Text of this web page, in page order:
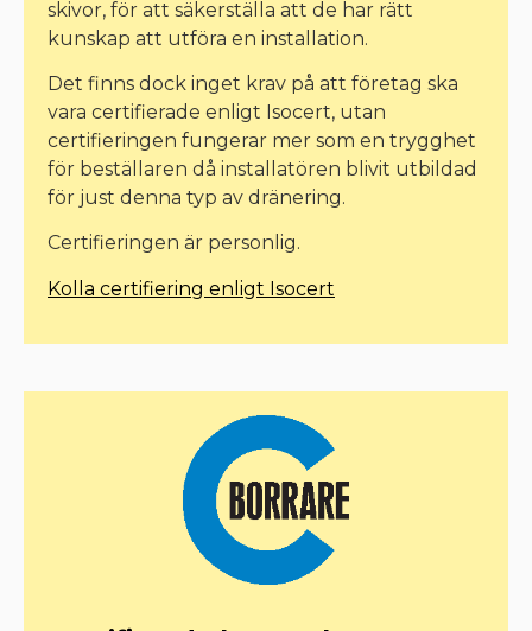
skivor, för att säkerställa att de har rätt
kunskap att utföra en installation.
Det finns dock inget krav på att företag ska
vara certifierade enligt Isocert, utan
certifieringen fungerar mer som en trygghet
för beställaren då installatören blivit utbildad
för just denna typ av dränering.
Certifieringen är personlig.
Kolla certifiering enligt Isocert